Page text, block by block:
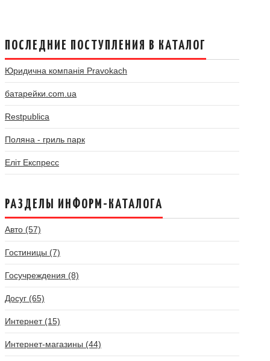
ПОСЛЕДНИЕ ПОСТУПЛЕНИЯ В КАТАЛОГ
Юридична компанія Pravokach
батарейки.com.ua
Restpublica
Поляна - гриль парк
Еліт Експресс
РАЗДЕЛЫ ИНФОРМ-КАТАЛОГА
Авто (57)
Гостиницы (7)
Госучреждения (8)
Досуг (65)
Интернет (15)
Интернет-магазины (44)